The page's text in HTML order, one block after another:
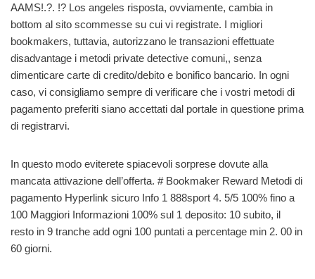
AAMS!.?. !? Los angeles risposta, ovviamente, cambia in
bottom al sito scommesse su cui vi registrate. I migliori
bookmakers, tuttavia, autorizzano le transazioni effettuate
disadvantage i metodi private detective comuni,, senza
dimenticare carte di credito/debito e bonifico bancario. In ogni
caso, vi consigliamo sempre di verificare che i vostri metodi di
pagamento preferiti siano accettati dal portale in questione prima
di registrarvi.
In questo modo eviterete spiacevoli sorprese dovute alla
mancata attivazione dell’offerta. # Bookmaker Reward Metodi di
pagamento Hyperlink sicuro Info 1 888sport 4. 5/5 100% fino a
100 Maggiori Informazioni 100% sul 1 deposito: 10 subito, il
resto in 9 tranche add ogni 100 puntati a percentage min 2. 00 in
60 giorni.